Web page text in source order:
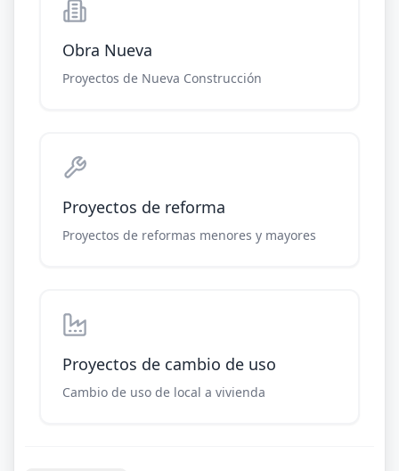
Obra Nueva
Proyectos de Nueva Construcción
Proyectos de reforma
Proyectos de reformas menores y mayores
Proyectos de cambio de uso
Cambio de uso de local a vivienda